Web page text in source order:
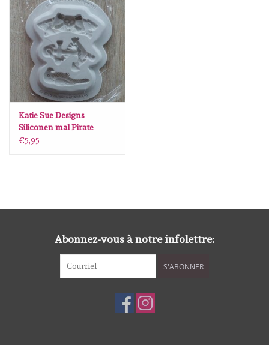
stansmachine en toebehoren
schudmateriaal
Lesia Zgharda
Magnolia
Katie Sue Designs
Siliconen mal Pirate
accessoires S44
€5,95
Abonnez-vous à notre infolettre:
S'ABONNER